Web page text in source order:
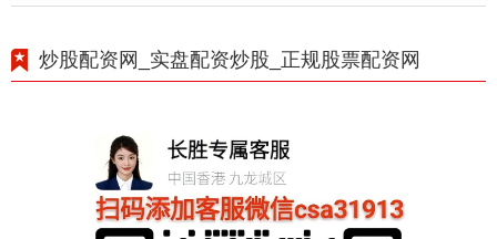
炒股配资网_实盘配资炒股_正规股票配资网